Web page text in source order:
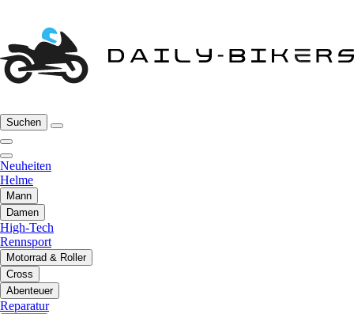
Suchen
Neuheiten
Helme
Mann
Damen
High-Tech
Rennsport
Motorrad & Roller
Cross
Abenteuer
Reparatur